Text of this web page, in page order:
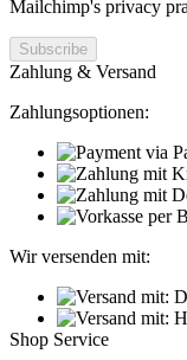
Mailchimp's privacy
Zahlung & Versand
Zahlungsoptionen:
Wir versenden mit:
Shop Service